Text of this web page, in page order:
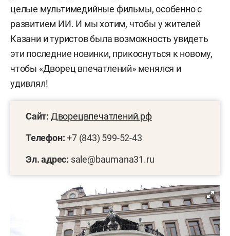
целые мультимедийные фильмы, особенно с
развитием ИИ. И мы хотим, чтобы у жителей
Казани и туристов была возможность увидеть
эти последние новинки, прикоснуться к новому,
чтобы «Дворец впечатлений» менялся и
удивлял!
Сайт: Дворецвпечатлений.рф
Телефон:+7 (843) 599-52-43
Эл. адрес: sale@baumana31.ru